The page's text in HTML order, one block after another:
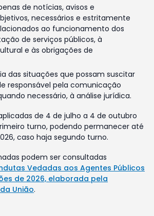
de notícias, avisos e
necessários e estritamente
ao funcionamento dos
de serviços públicos, à
e às obrigações de
das situações que possam suscitar
responsável pela comunicação
necessário, à análise jurídica.
de 4 de julho a 4 de outubro
turno, podendo permanecer até
caso haja segundo turno.
podem ser consultadas
Vedadas aos Agentes Públicos
de 2026, elaborada pela
União.